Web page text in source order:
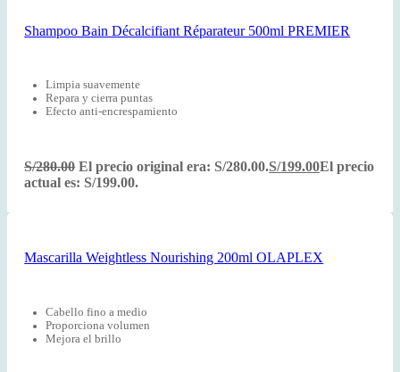
Shampoo Bain Décalcifiant Réparateur 500ml PREMIER
Limpia suavemente
Repara y cierra puntas
Efecto anti-encrespamiento
S/280.00 El precio original era: S/280.00.S/199.00El precio
actual es: S/199.00.
Mascarilla Weightless Nourishing 200ml OLAPLEX
Cabello fino a medio
Proporciona volumen
Mejora el brillo